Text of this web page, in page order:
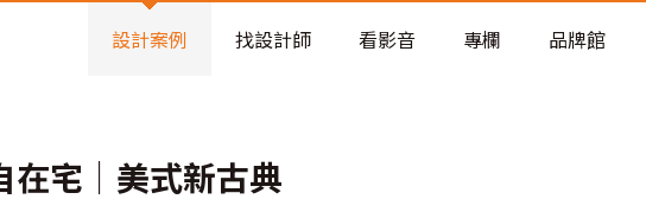
老屋預算分配與高 CP 值煥新術
設計案例 找設計師 看影音 專欄 品牌館
在宅│美式新古典